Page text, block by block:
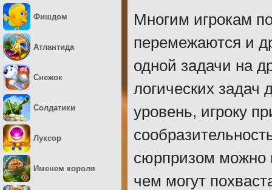
Многим игрокам
перемежаются и
одной задачи на
логических задач
уровень, игроку
сюрпризом можно
чем могут
Фишдом
Атлантида
Снежок
Солдатики
Луксор
Именем короля